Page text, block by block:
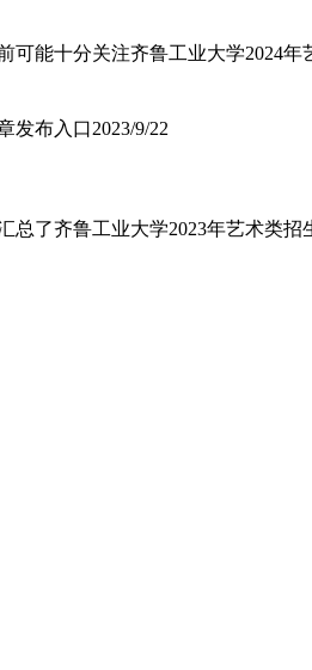
能十分关注齐鲁工业大学2024
发布入口2023/9/22
了齐鲁工业大学2023年艺术类招